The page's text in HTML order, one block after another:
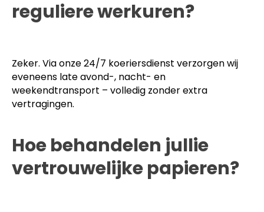
reguliere werkuren?
Zeker. Via onze 24/7 koeriersdienst verzorgen wij
eveneens late avond-, nacht- en
weekendtransport – volledig zonder extra
vertragingen.
Hoe behandelen jullie
vertrouwelijke papieren?